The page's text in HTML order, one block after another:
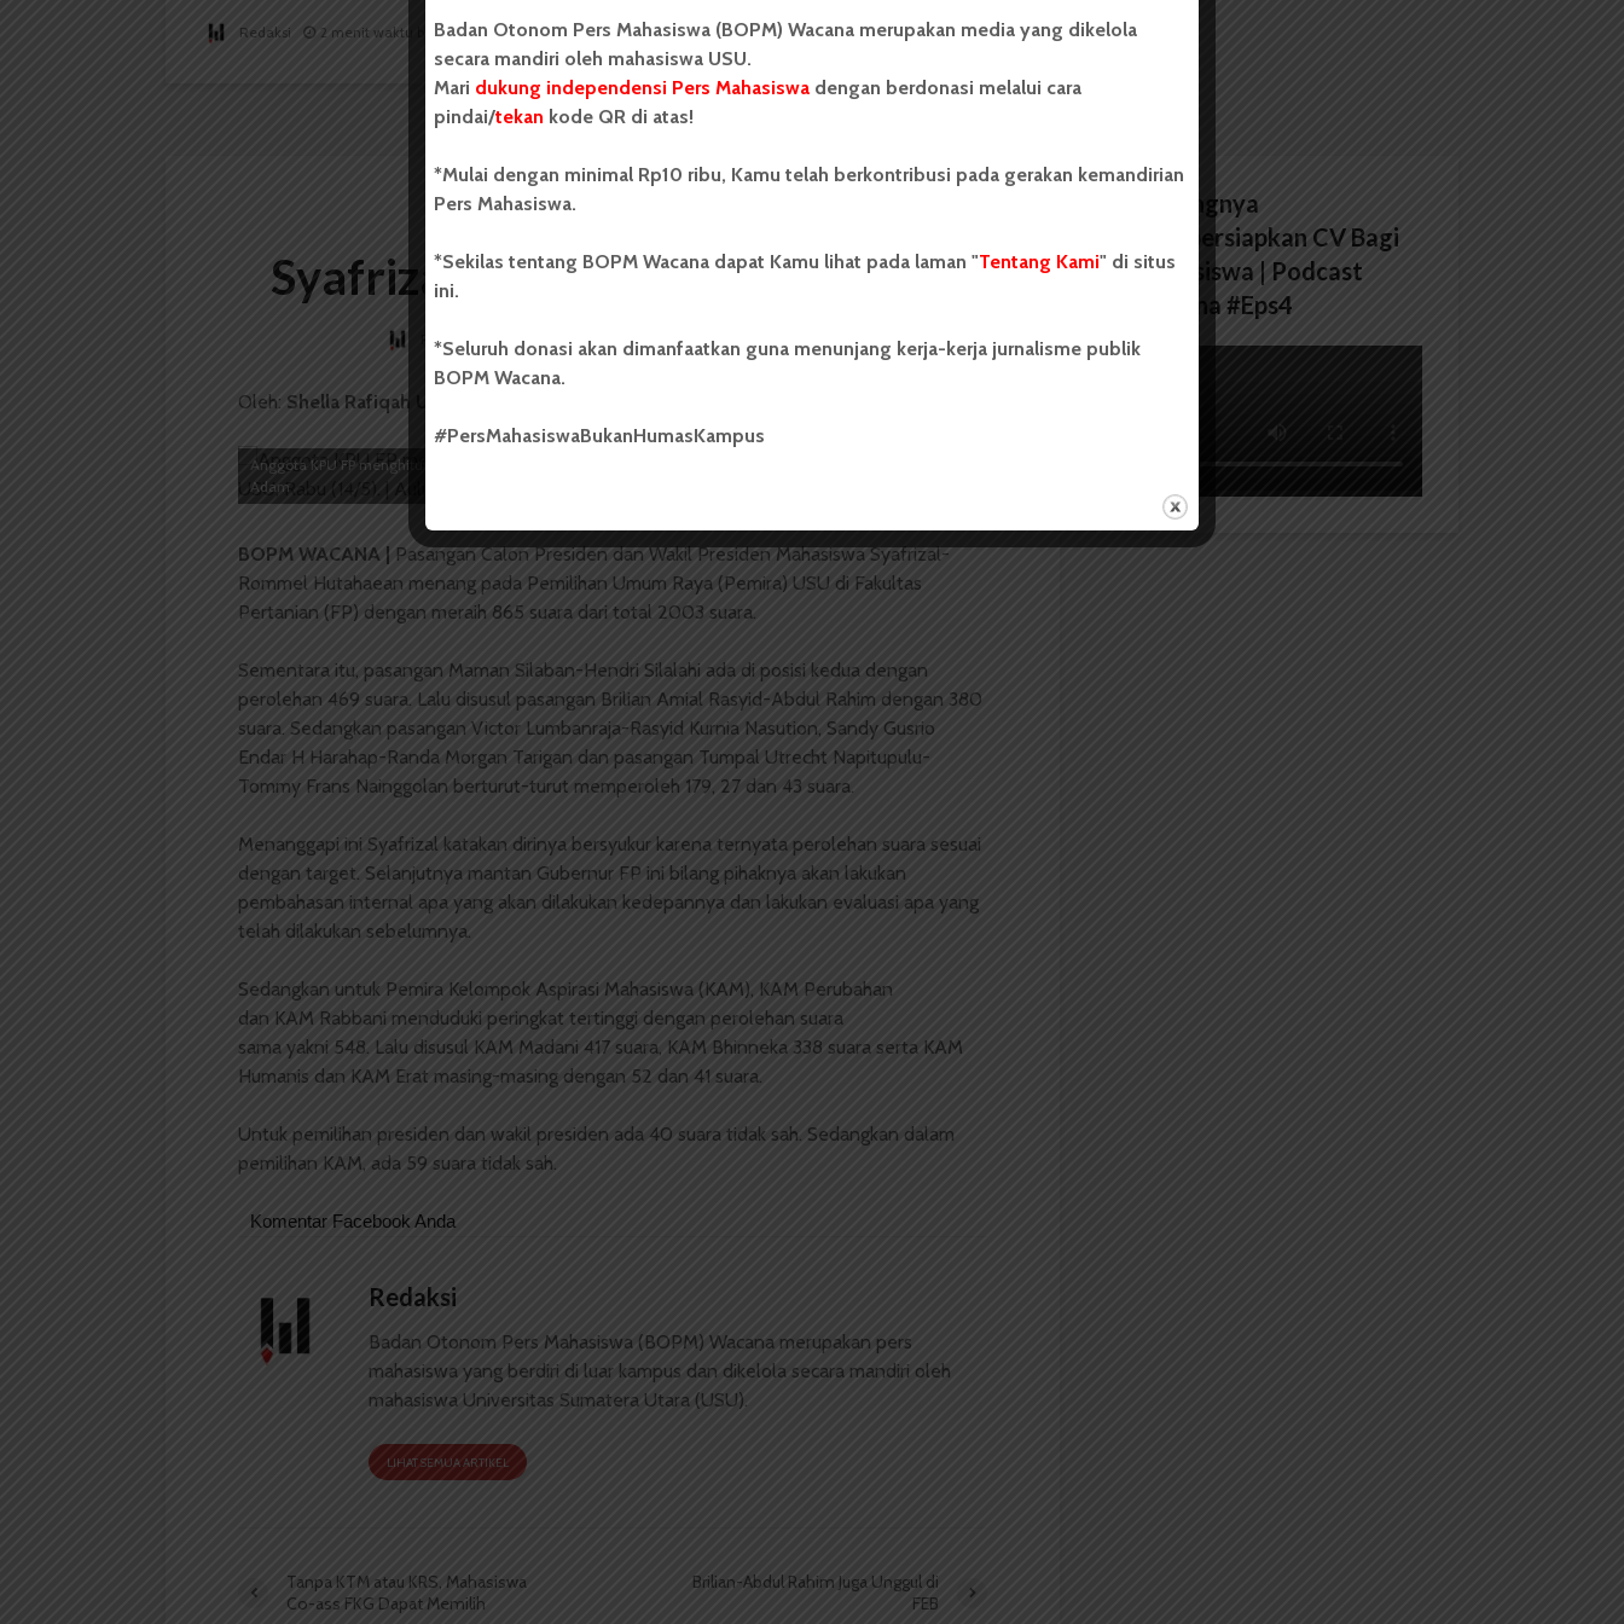
Redaksi 2 menit waktu baca Redaksi 2 menit waktu baca
Syafrizal-Rommel Menang di FP
Redaksi 15 Mei 2014 142 dilihat 1 menit waktu baca
Oleh: Shella Rafiqah Ully
Anggota KPU FP menghitung surat suara capres-wapresma di TPS FP pada Pemira USU, Rabu (14/5). | Aulia
Adam
BOPM WACANA |
Pasangan Calon Presiden dan Wakil Presiden Mahasiswa Syafrizal-
Rommel Hutahaean menang pada Pemilihan Umum Raya (Pemira) USU di Fakultas
Pertanian (FP) dengan meraih 865 suara dari total 2003 suara.
Sementara itu, pasangan Maman Silaban-Hendri Silalahi ada di posisi kedua dengan
perolehan 469 suara. Lalu disusul pasangan Brilian Amial Rasyid-Abdul Rahim dengan 380
suara. Sedangkan pasangan Victor Lumbanraja-Rasyid Kurnia Nasution, Sandy Gusrio
Endar H Harahap-Randa Morgan Tarigan dan pasangan Tumpal Utrecht Napitupulu-
Tommy Frans Nainggolan berturut-turut memperoleh 179, 27 dan 43 suara.
Menanggapi ini Syafrizal katakan dirinya bersyukur karena ternyata perolehan suara sesuai
dengan target. Selanjutnya mantan Gubernur FP ini bilang pihaknya akan lakukan
pembahasan internal apa yang akan dilakukan kedepannya dan lakukan evaluasi apa yang
telah dilakukan sebelumnya.
Sedangkan untuk Pemira Kelompok Aspirasi Mahasiswa (KAM), KAM Perubahan
dan KAM Rabbani menduduki peringkat tertinggi dengan perolehan suara
sama yakni 548. Lalu disusul KAM Madani 417 suara, KAM Bhinneka 338 suara serta KAM
Humanis dan KAM Erat masing-masing dengan 52 dan 41 suara.
Untuk pemilihan presiden dan wakil presiden ada 40 suara tidak sah. Sedangkan dalam
pemilihan KAM, ada 59 suara tidak sah.
Komentar Facebook Anda
Redaksi
Badan Otonom Pers Mahasiswa (BOPM) Wacana merupakan pers
mahasiswa yang berdiri di luar kampus dan dikelola secara mandiri oleh
mahasiswa Universitas Sumatera Utara (USU).
LIHAT SEMUA ARTIKEL
Tanpa KTM atau KRS, Mahasiswa
Co-ass FKG Dapat Memilih
Brilian-Abdul Rahim Juga Unggul di
FEB
Pentingnya
Mempersiapkan CV Bagi
Mahasiswa | Podcast
Wacana #Eps4
Badan Otonom Pers Mahasiswa (BOPM) Wacana merupakan media yang dikelola
secara mandiri oleh mahasiswa USU.
Mari dukung independensi Pers Mahasiswa dengan berdonasi melalui cara
pindai/tekan kode QR di atas!
*Mulai dengan minimal Rp10 ribu, Kamu telah berkontribusi pada gerakan kemandirian
Pers Mahasiswa.
*Sekilas tentang BOPM Wacana dapat Kamu lihat pada laman "Tentang Kami" di situs
ini.
*Seluruh donasi akan dimanfaatkan guna menunjang kerja-kerja jurnalisme publik
BOPM Wacana.
#PersMahasiswaBukanHumasKampus